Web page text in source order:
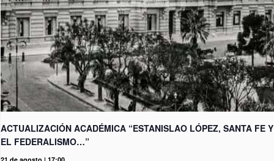
ACTUALIZACIÓN ACADÉMICA “ESTANISLAO LÓPEZ, SANTA FE Y
EL FEDERALISMO…”